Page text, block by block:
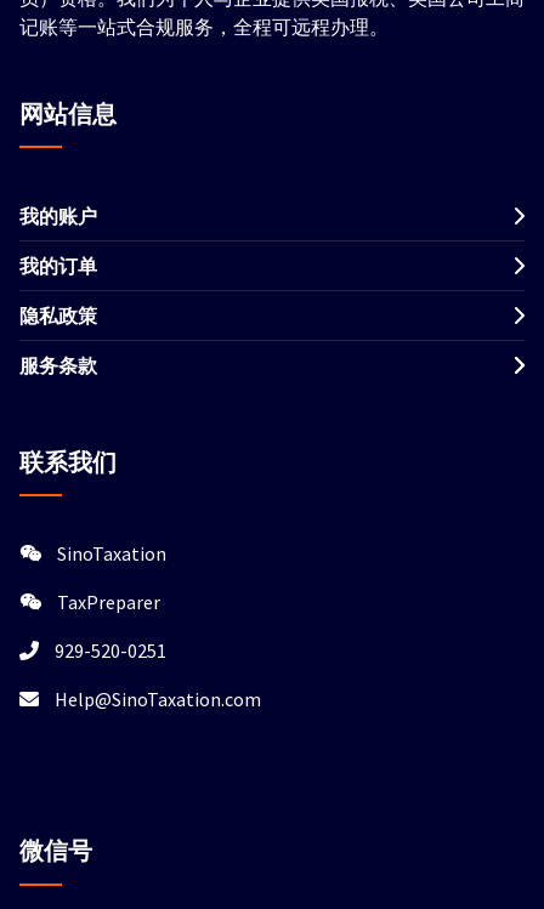
记账等一站式合规服务，全程可远程办理。
网站信息
我的账户
我的订单
隐私政策
服务条款
联系我们
SinoTaxation
TaxPreparer
929-520-0251
Help@SinoTaxation.com
微信号